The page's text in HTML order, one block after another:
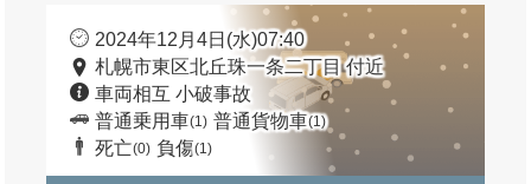
2024年12月4日(水)07:40
札幌市東区北丘珠一条二丁目 付近
車両相互 小破事故
普通乗用車(1) 普通貨物車(1)
死亡(0) 負傷(1)